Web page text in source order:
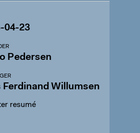
04-23
Pedersen
Ferdinand Willumsen
resumé